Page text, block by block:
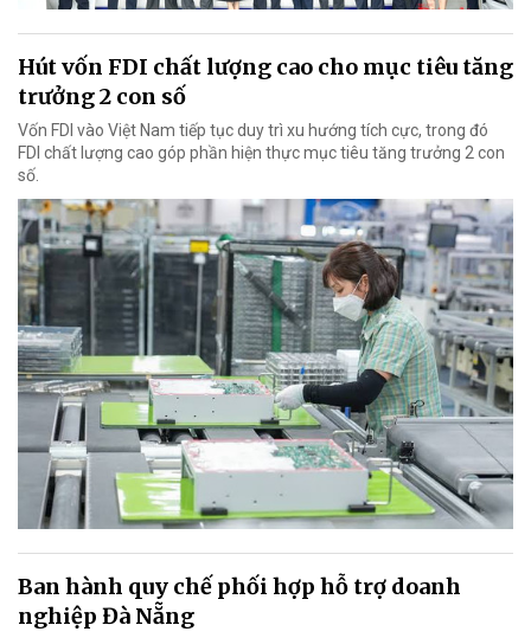
Hút vốn FDI chất lượng cao cho mục tiêu tăng
trưởng 2 con số
Vốn FDI vào Việt Nam tiếp tục duy trì xu hướng tích cực, trong đó
FDI chất lượng cao góp phần hiện thực mục tiêu tăng trưởng 2 con
số.
Ban hành quy chế phối hợp hỗ trợ doanh
nghiệp Đà Nẵng